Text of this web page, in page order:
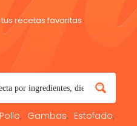
recetas favoritas
Pollo Gambas
Estofado